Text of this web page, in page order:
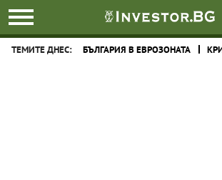
ТЕМИТЕ ДНЕС: БЪЛГАРИЯ В ЕВРОЗОНАТА